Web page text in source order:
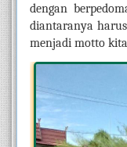
dengan
diantaranya
menjadi motto